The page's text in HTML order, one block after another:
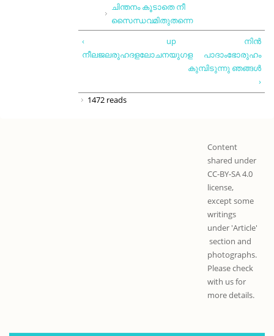
ചിന്തനം കൂടാതെ നീ
സൈന്ധവമിതുതന്നെ
‹
നീലജലരുഹദളലോചനയുഗള
up
നിന്‍
പാദാംഭോരുഹം
കുമ്പിടുന്നു ഞങ്ങള്‍
›
1472 reads
Content
shared under
CC-BY-SA 4.0
license,
except some
writings
under 'Article'
section and
photographs.
Please check
with us for
more details.